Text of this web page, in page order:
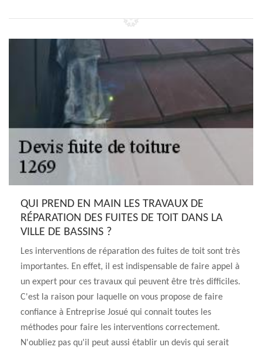
QUI PREND EN MAIN LES TRAVAUX DE
RÉPARATION DES FUITES DE TOIT DANS LA
VILLE DE BASSINS ?
Les interventions de réparation des fuites de toit sont très
importantes. En effet, il est indispensable de faire appel à
un expert pour ces travaux qui peuvent être très difficiles.
C'est la raison pour laquelle on vous propose de faire
confiance à Entreprise Josué qui connait toutes les
méthodes pour faire les interventions correctement.
N'oubliez pas qu'il peut aussi établir un devis qui serait